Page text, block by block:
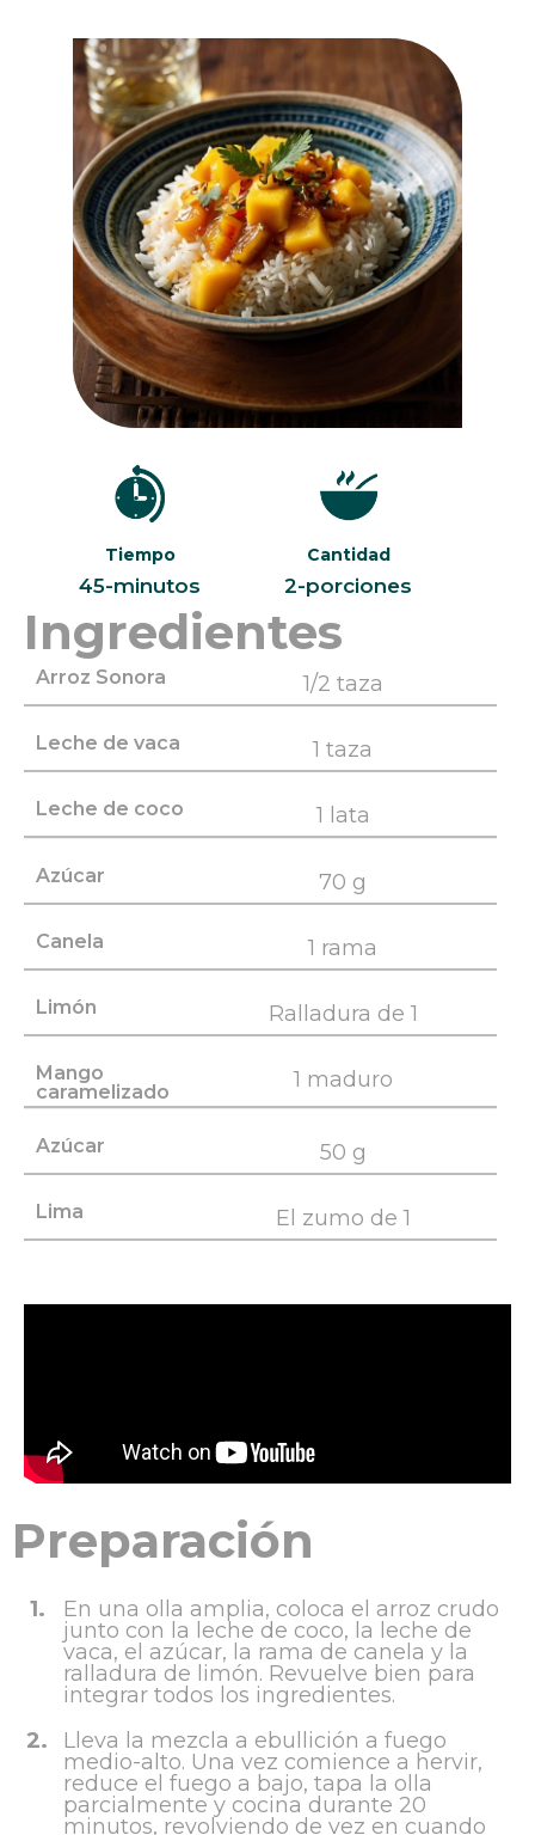
Tiempo
45-minutos
Cantidad
2-porciones
Ingredientes
Arroz Sonora 1/2 taza
Leche de vaca 1 taza
Leche de coco 1 lata
Azúcar 70 g
Canela 1 rama
Limón Ralladura de 1
Mango
caramelizado
1 maduro
Azúcar 50 g
Lima El zumo de 1
Preparación
1.
En una olla amplia, coloca el arroz crudo
junto con la leche de coco, la leche de
vaca, el azúcar, la rama de canela y la
ralladura de limón. Revuelve bien para
integrar todos los ingredientes.
2.
Lleva la mezcla a ebullición a fuego
medio-alto. Una vez comience a hervir,
reduce el fuego a bajo, tapa la olla
parcialmente y cocina durante 20
minutos, revolviendo de vez en cuando